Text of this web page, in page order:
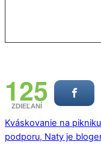
125
ZDIEĽANÍ
Kváskovanie na
podporu, Naty je